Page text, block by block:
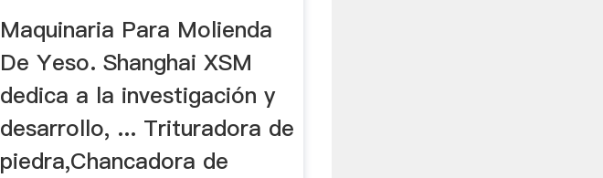
Maquinaria Para Molienda
De Yeso. Shanghai XSM
dedica a la investigación y
desarrollo, ... Trituradora de
piedra,Chancadora de